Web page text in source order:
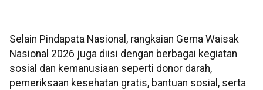
Selain Pindapata Nasional, rangkaian Gema Waisak
Nasional 2026 juga diisi dengan berbagai kegiatan
sosial dan kemanusiaan seperti donor darah,
pemeriksaan kesehatan gratis, bantuan sosial, serta